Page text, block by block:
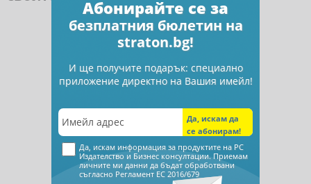
Абонирайте се за
безплатния бюлетин на
straton.bg!
И ще получите подарък: специално
приложение директно на Вашия имейл!
Да, искам информация за продуктите на РС
Издателство и Бизнес консултации. Приемам
личните ми данни да бъдат обработвани
съгласно Регламент ЕС 2016/679